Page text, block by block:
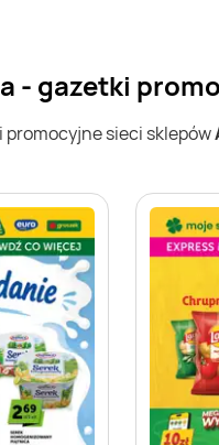
- gazetki
sieci sklepów